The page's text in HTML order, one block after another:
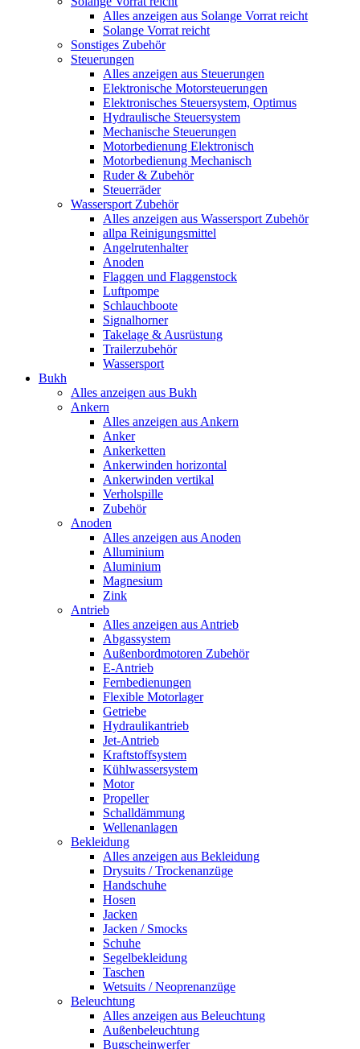
Alles anzeigen aus Solange Vorrat reicht
Solange Vorrat reicht
Sonstiges Zubehör
Steuerungen
Alles anzeigen aus Steuerungen
Elektronische Motorsteuerungen
Elektronisches Steuersystem, Optimus
Hydraulische Steuersystem
Mechanische Steuerungen
Motorbedienung Elektronisch
Motorbedienung Mechanisch
Ruder & Zubehör
Steuerräder
Wassersport Zubehör
Alles anzeigen aus Wassersport Zubehör
allpa Reinigungsmittel
Angelrutenhalter
Anoden
Flaggen und Flaggenstock
Luftpompe
Schlauchboote
Signalhorner
Takelage & Ausrüstung
Trailerzubehör
Wassersport
Bukh
Alles anzeigen aus Bukh
Ankern
Alles anzeigen aus Ankern
Anker
Ankerketten
Ankerwinden horizontal
Ankerwinden vertikal
Verholspille
Zubehör
Anoden
Alles anzeigen aus Anoden
Alluminium
Aluminium
Magnesium
Zink
Antrieb
Alles anzeigen aus Antrieb
Abgassystem
Außenbordmotoren Zubehör
E-Antrieb
Fernbedienungen
Flexible Motorlager
Getriebe
Hydraulikantrieb
Jet-Antrieb
Kraftstoffsystem
Kühlwassersystem
Motor
Propeller
Schalldämmung
Wellenanlagen
Bekleidung
Alles anzeigen aus Bekleidung
Drysuits / Trockenanzüge
Handschuhe
Hosen
Jacken
Jacken / Smocks
Schuhe
Segelbekleidung
Taschen
Wetsuits / Neoprenanzüge
Beleuchtung
Alles anzeigen aus Beleuchtung
Außenbeleuchtung
Bugscheinwerfer